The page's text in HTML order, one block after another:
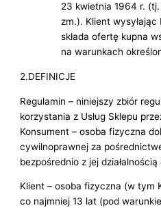
23 kwietnia 1964 r.
zm.). Klient wysyłając
składa ofertę kupna
na warunkach
2.DEFINICJE
Regulamin – niniejszy zbiór
korzystania z Usług Sklepu
Konsument – osoba fizyczna
cywilnoprawnej za
bezpośrednio z jej
Klient – osoba fizyczna (w tym
co najmniej 13 lat (pod